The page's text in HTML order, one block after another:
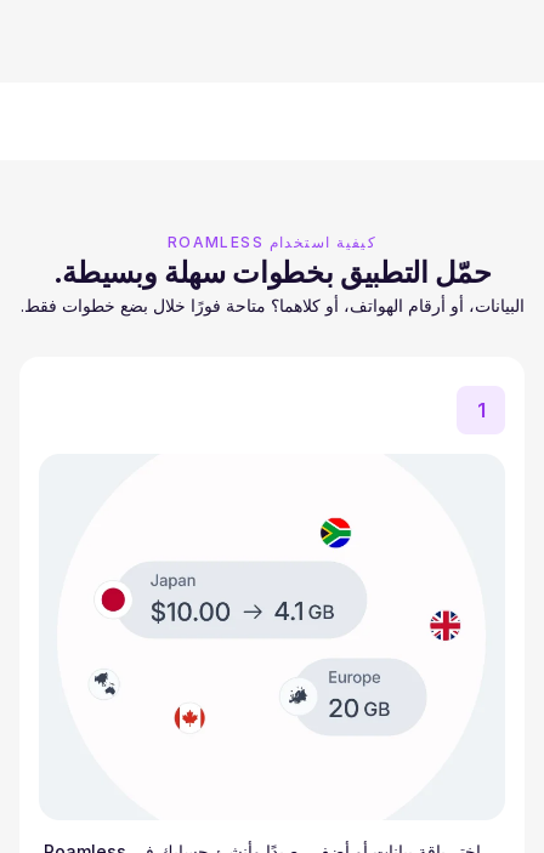
كيفية استخدام ROAMLESS
حمّل التطبيق بخطوات سهلة وبسيطة.
البيانات، أو أرقام الهواتف، أو كلاهما؟ متاحة فورًا خلال بضع خطوات فقط.
1